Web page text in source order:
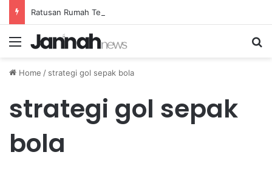
Menu
Home / strategi gol sepak bola
strategi gol sepak
bola